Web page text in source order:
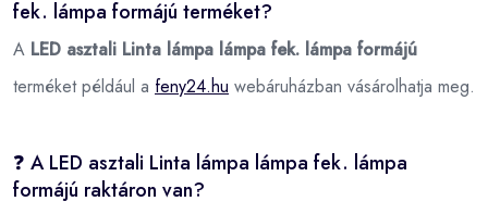
fek. lámpa formájú terméket?
A LED asztali Linta lámpa lámpa fek. lámpa formájú
terméket például a feny24.hu webáruházban vásárolhatja meg.
❓ A LED asztali Linta lámpa lámpa fek. lámpa
formájú raktáron van?